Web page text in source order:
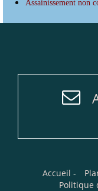
Assainissement non
Accueil -
Politique